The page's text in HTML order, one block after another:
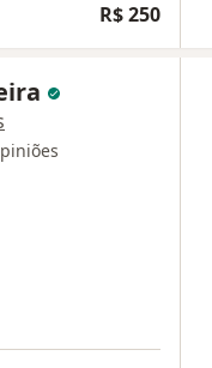
R$ 250